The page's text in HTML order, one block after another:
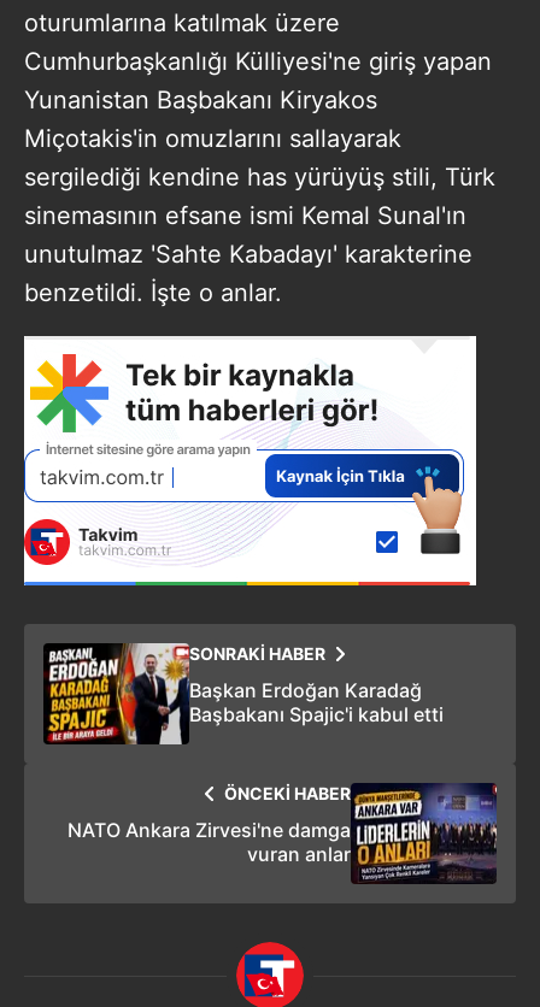
oturumlarına katılmak üzere
Cumhurbaşkanlığı Külliyesi'ne giriş yapan
Yunanistan Başbakanı Kiryakos
Miçotakis'in omuzlarını sallayarak
sergilediği kendine has yürüyüş stili, Türk
sinemasının efsane ismi Kemal Sunal'ın
unutulmaz 'Sahte Kabadayı' karakterine
benzetildi. İşte o anlar.
SONRAKİ HABER
Başkan Erdoğan Karadağ
Başbakanı Spajic'i kabul etti
ÖNCEKİ HABER
NATO Ankara Zirvesi'ne damga
vuran anlar